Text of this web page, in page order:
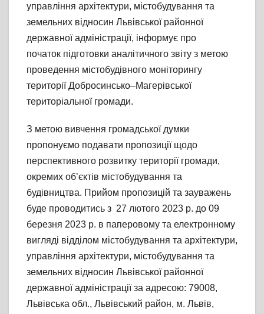
управління архітектури, містобудування та
земельних відносин Львівської районної
державної адміністрації, інформує про
початок підготовки аналітичного звіту з метою
проведення містобудівного моніторингу
території Добросинсько–Магерівської
територіальної громади.
З метою вивчення громадської думки
пропонуємо подавати пропозиції щодо
перспективного розвитку території громади,
окремих об’єктів містобудування та
будівництва. Прийом пропозицій та зауважень
буде проводитись з 27 лютого 2023 р. до 09
березня 2023 р. в паперовому та електронному
вигляді відділом містобудування та архітектури,
управління архітектури, містобудування та
земельних відносин Львівської районної
державної адміністрації за адресою: 79008,
Львівська обл., Львівський район, м. Львів,